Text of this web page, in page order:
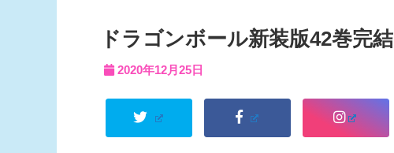
ドラゴンボール新装版42巻完結
2020年12月25日